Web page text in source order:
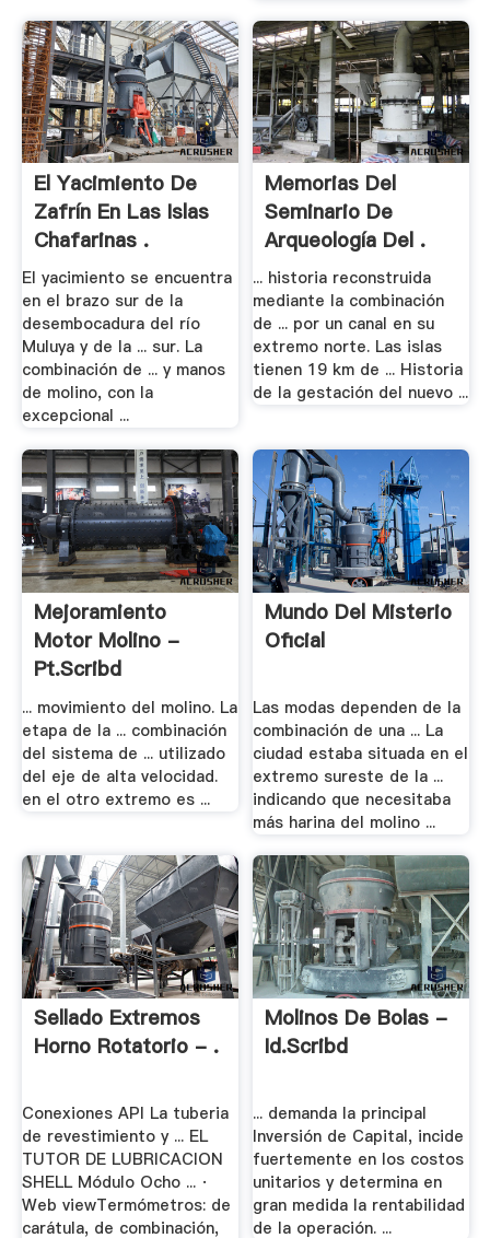
El Yacimiento De
Zafrín En Las Islas
Chafarinas .
El yacimiento se encuentra
en el brazo sur de la
desembocadura del río
Muluya y de la ... sur. La
combinación de ... y manos
de molino, con la
excepcional ...
Memorias Del
Seminario De
Arqueología Del .
... historia reconstruida
mediante la combinación
de ... por un canal en su
extremo norte. Las islas
tienen 19 km de ... Historia
de la gestación del nuevo ...
Mejoramiento
Motor Molino -
Pt.scribd
... movimiento del molino. La
etapa de la ... combinación
del sistema de ... utilizado
del eje de alta velocidad.
en el otro extremo es ...
Mundo Del Misterio
Oficial
Las modas dependen de la
combinación de una ... La
ciudad estaba situada en el
extremo sureste de la ...
indicando que necesitaba
más harina del molino ...
Sellado Extremos
Horno Rotatorio - .
Conexiones API La tuberia
de revestimiento y ... EL
TUTOR DE LUBRICACION
SHELL Módulo Ocho ... ·
Web viewTermómetros: de
carátula, de combinación,
Molinos De Bolas -
Id.scribd
... demanda la principal
Inversión de Capital, incide
fuertemente en los costos
unitarios y determina en
gran medida la rentabilidad
de la operación. ...